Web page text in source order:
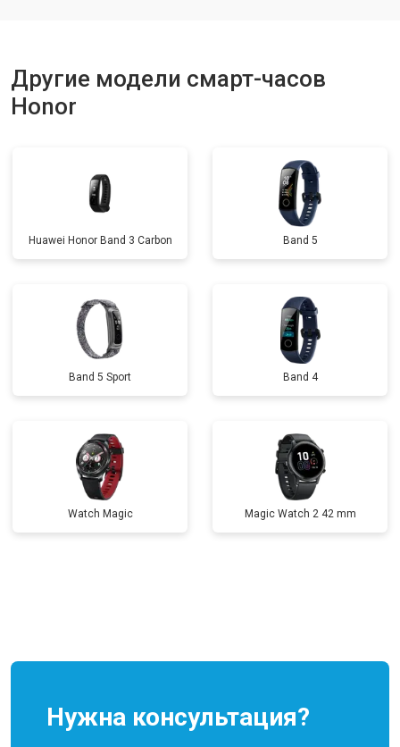
Другие модели смарт-часов
Honor
Huawei Honor Band 3 Carbon Band 5
Band 5 Sport Band 4
Watch Magic Magic Watch 2 42 mm
Нужна консультация?